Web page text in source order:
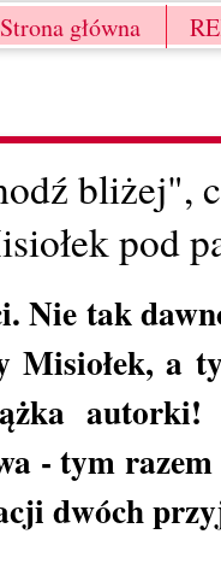
Strona główna
bliżej",
pod
Nie tak
Misiołek, a
autorki!
- tym
dwóch